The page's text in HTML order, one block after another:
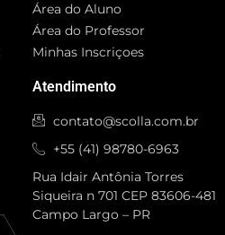
Área do Aluno
Área do Professor
Minhas Inscriçoes
Atendimento
contato@scolla.com.br
+55 (41) 98780-6963
Rua Idair Antônia Torres
Siqueira n 701 CEP 83606-481
Campo Largo – PR